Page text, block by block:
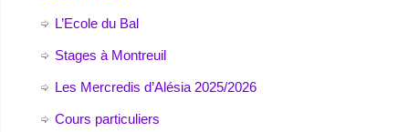
L’Ecole du Bal
Stages à Montreuil
Les Mercredis d’Alésia 2025/2026
Cours particuliers